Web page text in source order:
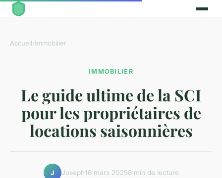
Accueil›Immobilier
IMMOBILIER
Le guide ultime de la SCI
pour les propriétaires de
locations saisonnières
J Joseph16 mars 20258 min de lecture